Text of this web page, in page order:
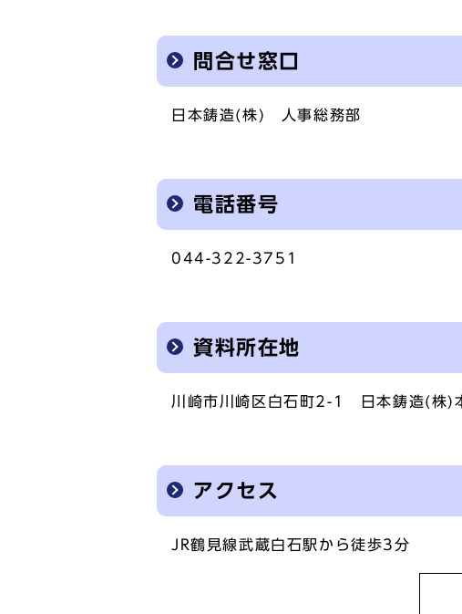
問合せ窓口
日本鋳造(株) 人事総務部
電話番号
044-322-3751
資料所在地
川崎市川崎区白石町2-1 日本鋳造(株)
アクセス
JR鶴見線武蔵白石駅から徒歩3分